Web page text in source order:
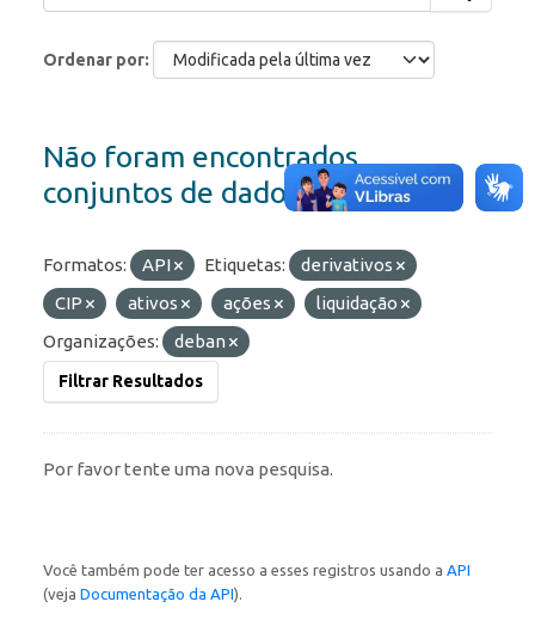
Ordenar por
Não foram encontrados
conjuntos de dados
Formatos: API Etiquetas:
derivativos
CIP
ativos ações
liquidação
Organizações:
deban
Filtrar Resultados
Por favor tente uma nova pesquisa.
Você também pode ter acesso a esses registros usando a API
(veja Documentação da API).